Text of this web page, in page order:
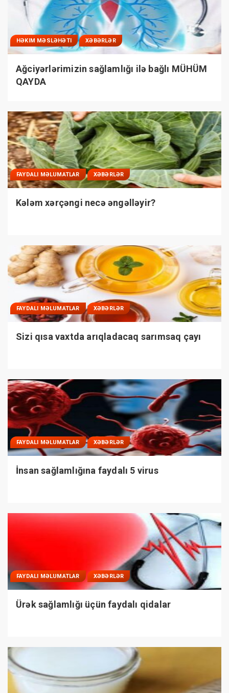
HƏKIM MƏSLƏHƏTI XƏBƏRLƏR
Ağciyərlərimizin sağlamlığı ilə bağlı MÜHÜM
QAYDA
FAYDALI MƏLUMATLAR XƏBƏRLƏR
Kələm xərçəngi necə əngəlləyir?
FAYDALI MƏLUMATLAR XƏBƏRLƏR
Sizi qısa vaxtda arıqladacaq sarımsaq çayı
FAYDALI MƏLUMATLAR XƏBƏRLƏR
İnsan sağlamlığına faydalı 5 virus
FAYDALI MƏLUMATLAR XƏBƏRLƏR
Ürək sağlamlığı üçün faydalı qidalar